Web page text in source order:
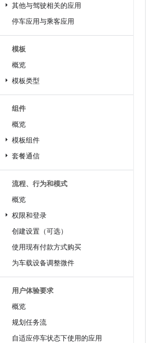
其他与驾驶相关的应用
停车应用与乘客应用
模板
概览
模板类型
组件
概览
模板组件
套餐通信
流程、行为和模式
概览
权限和登录
创建设置（可选）
使用现有付款方式购买
为车载设备调整微件
用户体验要求
概览
规划任务流
自适应停车状态下使用的应用